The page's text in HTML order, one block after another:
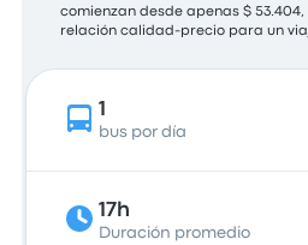
comienzan desde apenas $
relación calidad-precio para un
1
bus por día
17h
Duración promedio